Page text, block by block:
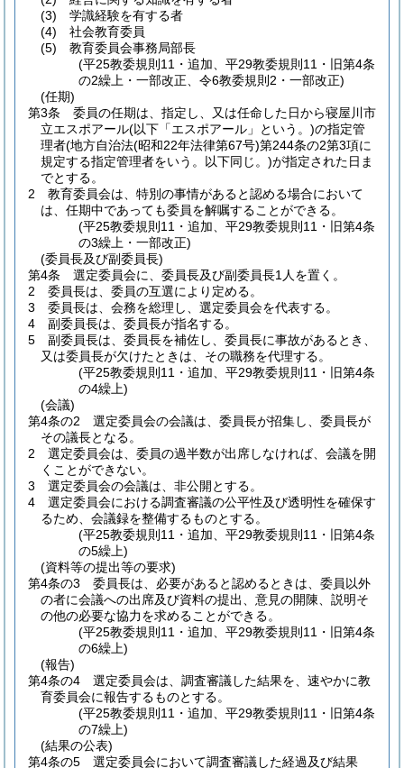
(3)
学識経験を有する者
(4)
社会教育委員
(5)
教育委員会事務局部長
(平25教委規則11・追加、平29教委規則11・旧第4条
の2繰上・一部改正、令6教委規則2・一部改正)
(任期)
第3条
委員の任期は、指定し、又は任命した日から寝屋川市
立エスポアール(以下「エスポアール」という。)の指定管
理者(地方自治法(昭和22年法律第67号)第244条の2第3項に
規定する指定管理者をいう。以下同じ。)が指定された日ま
でとする。
2
教育委員会は、特別の事情があると認める場合において
は、任期中であっても委員を解嘱することができる。
(平25教委規則11・追加、平29教委規則11・旧第4条
の3繰上・一部改正)
(委員長及び副委員長)
第4条
選定委員会に、委員長及び副委員長1人を置く。
2
委員長は、委員の互選により定める。
3
委員長は、会務を総理し、選定委員会を代表する。
4
副委員長は、委員長が指名する。
5
副委員長は、委員長を補佐し、委員長に事故があるとき、
又は委員長が欠けたときは、その職務を代理する。
(平25教委規則11・追加、平29教委規則11・旧第4条
の4繰上)
(会議)
第4条の2
選定委員会の会議は、委員長が招集し、委員長が
その議長となる。
2
選定委員会は、委員の過半数が出席しなければ、会議を開
くことができない。
3
選定委員会の会議は、非公開とする。
4
選定委員会における調査審議の公平性及び透明性を確保す
るため、会議録を整備するものとする。
(平25教委規則11・追加、平29教委規則11・旧第4条
の5繰上)
(資料等の提出等の要求)
第4条の3
委員長は、必要があると認めるときは、委員以外
の者に会議への出席及び資料の提出、意見の開陳、説明そ
の他の必要な協力を求めることができる。
(平25教委規則11・追加、平29教委規則11・旧第4条
の6繰上)
(報告)
第4条の4
選定委員会は、調査審議した結果を、速やかに教
育委員会に報告するものとする。
(平25教委規則11・追加、平29教委規則11・旧第4条
の7繰上)
(結果の公表)
第4条の5
選定委員会において調査審議した経過及び結果